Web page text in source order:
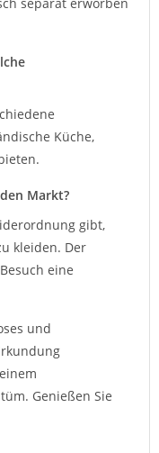
separat erworben
Küche,
Markt?
gibt,
kleiden. Der
eine
und
Genießen Sie